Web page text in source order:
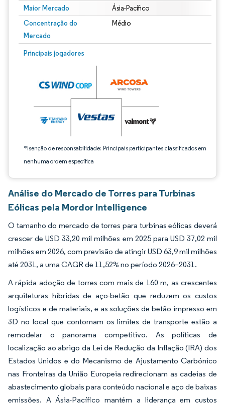
Maior Mercado Ásia-Pacífico
Concentração do
Mercado
Médio
Principais jogadores
*Isenção de responsabilidade: Principais participantes classificados em
nenhuma ordem específica
Imagem © Mordor Intelligence. O reuso requer atribuição conforme CC BY 4.0.
Análise do Mercado de Torres para Turbinas
Eólicas pela Mordor Intelligence
O tamanho do mercado de torres para turbinas eólicas deverá
crescer de USD 33,20 mil milhões em 2025 para USD 37,02 mil
milhões em 2026, com previsão de atingir USD 63,9 mil milhões
até 2031, a uma CAGR de 11,52% no período 2026–2031.
A rápida adoção de torres com mais de 160 m, as crescentes
arquiteturas híbridas de aço-betão que reduzem os custos
logísticos e de materiais, e as soluções de betão impresso em
3D no local que contornam os limites de transporte estão a
remodelar o panorama competitivo. As políticas de
localização ao abrigo da Lei de Redução da Inflação (IRA) dos
Estados Unidos e do Mecanismo de Ajustamento Carbónico
nas Fronteiras da União Europeia redirecionam as cadeias de
abastecimento globais para conteúdo nacional e aço de baixas
emissões. A Ásia-Pacífico mantém a liderança em custos